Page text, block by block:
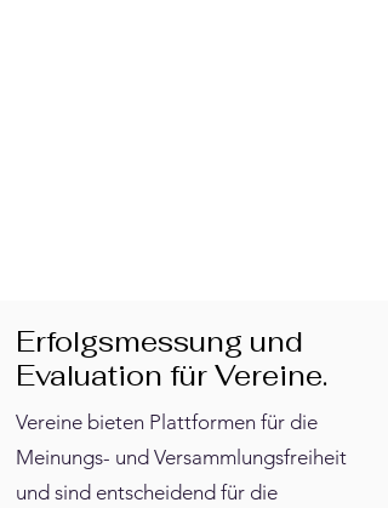
Erfolgsmessung und
Evaluation für Vereine.
Vereine bieten Plattformen für die
Meinungs- und Versammlungsfreiheit
und sind entscheidend für die